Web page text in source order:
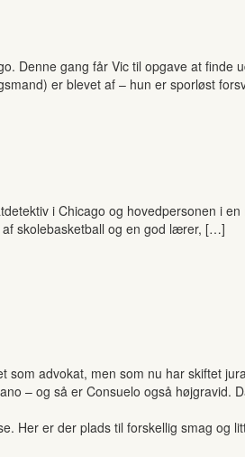
Denne gang får Vic til opgave at finde
er blevet af – hun er sporløst
i Chicago og hovedpersonen i
skolebasketball og en god lærer, […]
advokat, men som nu har skiftet
– og så er Consuelo også højgravid.
Her er der plads til forskellig smag og